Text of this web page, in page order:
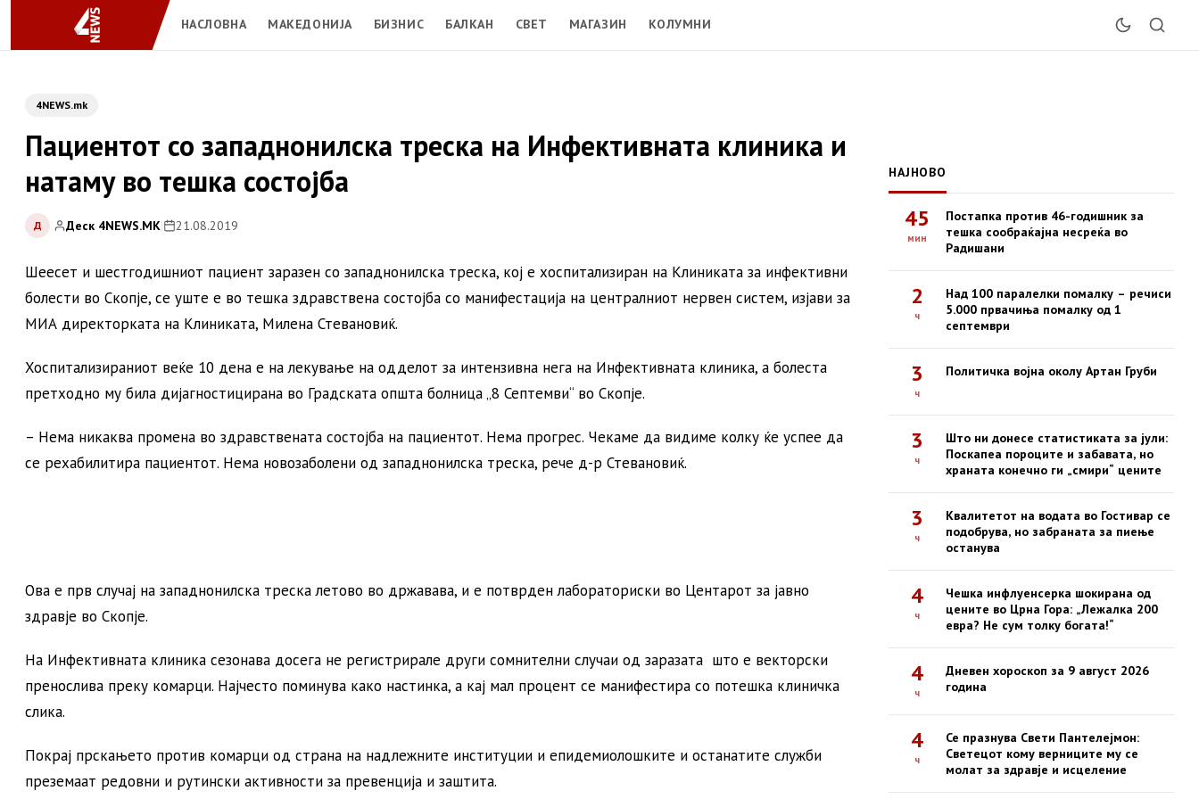
НАСЛОВНА МАКЕДОНИЈА БИЗНИС БАЛКАН СВЕТ МАГАЗИН КОЛУМНИ
4NEWS.mk
Пациентот со западнонилска треска на Инфективната клиника и
натаму во тешка состојба
Д Деск 4NEWS.MK| 21.08.2019
Шеесет и шестгодишниот пациент заразен со западнонилска треска, кој е хоспитализиран на Клиниката за инфективни
болести во Скопје, се уште е во тешка здравствена состојба со манифестација на централниот нервен систем, изјави за
МИА директорката на Клиниката, Милена Стевановиќ.
Хоспитализираниот веќе 10 дена е на лекување на одделот за интензивна нега на Инфективната клиника, а болеста
претходно му била дијагностицирана во Градската општа болница „8 Септемви“ во Скопје.
– Нема никаква промена во здравствената состојба на пациентот. Нема прогрес. Чекаме да видиме колку ќе успее да
се рехабилитира пациентот. Нема новозаболени од западнонилска треска, рече д-р Стевановиќ.
Ова е прв случај на западнонилска треска летово во државава, и е потврден лабораториски во Центарот за јавно
здравје во Скопје.
На Инфективната клиника сезонава досега не регистрирале други сомнителни случаи од заразата што е векторски
пренослива преку комарци. Најчесто поминува како настинка, а кај мал процент се манифестира со потешка клиничка
слика.
Покрај прскањето против комарци од страна на надлежните институции и епидемиолошките и останатите служби
преземаат редовни и рутински активности за превенција и заштита.
НАЈНОВО
45
мин
Постапка против 46-годишник за
тешка сообраќајна несреќа во
Радишани
2
ч
Над 100 паралелки помалку – речиси
5.000 првачиња помалку од 1
септември
3
ч
Политичка војна околу Артан Груби
3
ч
Што ни донесе статистиката за јули:
Поскапеа пороците и забавата, но
храната конечно ги „смири“ цените
3
ч
Квалитетот на водата во Гостивар се
подобрува, но забраната за пиење
останува
4
ч
Чешка инфлуенсерка шокирана од
цените во Црна Гора: „Лежалка 200
евра? Не сум толку богата!“
4
ч
Дневен хороскоп за 9 август 2026
година
4
ч
Се празнува Свети Пантелејмон:
Светецот кому верниците му се
молат за здравје и исцеление